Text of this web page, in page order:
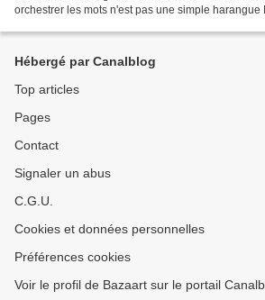
orchestrer les mots n'est pas une simple harangue
Hébergé par Canalblog
Top articles
Pages
Contact
Signaler un abus
C.G.U.
Cookies et données personnelles
Préférences cookies
Voir le profil de Bazaart sur le portail